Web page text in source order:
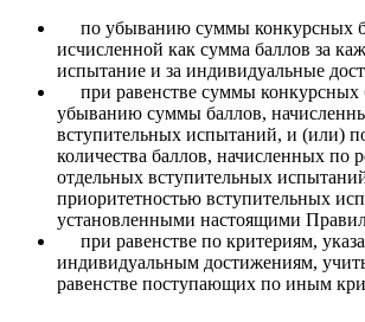
по убыванию суммы конкурсных
исчисленной как сумма баллов за
испытание и за индивидуальные
при равенстве суммы конкурсных
убыванию суммы баллов,
вступительных испытаний, и (или)
количества баллов, начисленных по
отдельных вступительных
приоритетностью вступительных
установленными настоящими
при равенстве по критериям,
индивидуальным достижениям,
равенстве поступающих по иным